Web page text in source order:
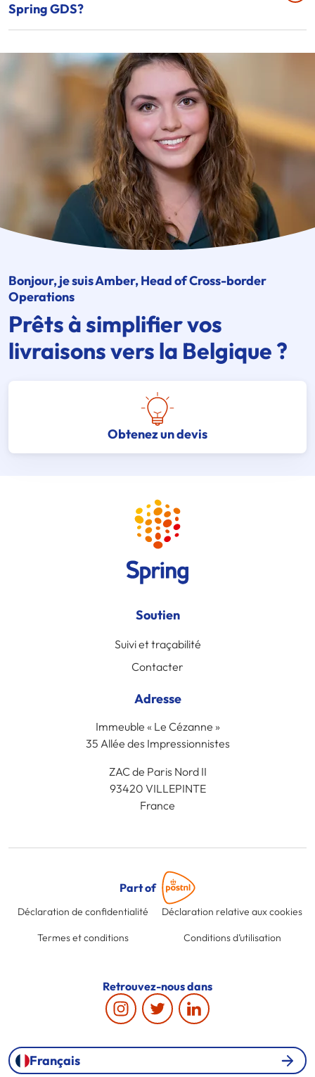
Spring GDS?
Bonjour, je suis Amber, Head of Cross-border
Operations
Prêts à simplifier vos
livraisons vers la Belgique ?
Obtenez un devis
Soutien
Suivi et traçabilité
Contacter
Adresse
Immeuble « Le Cézanne »
35 Allée des Impressionnistes
ZAC de Paris Nord II
93420 VILLEPINTE
France
Part of
Déclaration de confidentialité Déclaration relative aux cookies
Termes et conditions Conditions d’utilisation
Retrouvez-nous dans
Français